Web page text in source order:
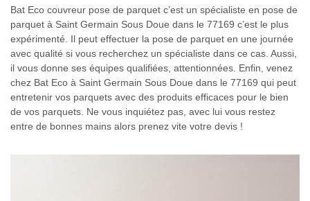
Bat Eco couvreur pose de parquet c’est un spécialiste en pose de
parquet à Saint Germain Sous Doue dans le 77169 c’est le plus
expérimenté. Il peut effectuer la pose de parquet en une journée
avec qualité si vous recherchez un spécialiste dans ce cas. Aussi,
il vous donne ses équipes qualifiées, attentionnées. Enfin, venez
chez Bat Eco à Saint Germain Sous Doue dans le 77169 qui peut
entretenir vos parquets avec des produits efficaces pour le bien
de vos parquets. Ne vous inquiétez pas, avec lui vous restez
entre de bonnes mains alors prenez vite votre devis !